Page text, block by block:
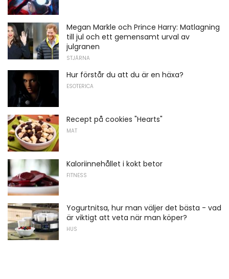
Megan Markle och Prince Harry: Matlagning
till jul och ett gemensamt urval av
julgranen
STJÄRNA
Hur förstår du att du är en häxa?
ESOTERICA
Recept på cookies "Hearts"
MAT
Kaloriinnehållet i kokt betor
FITNESS
Yogurtnitsa, hur man väljer det bästa - vad
är viktigt att veta när man köper?
HUS